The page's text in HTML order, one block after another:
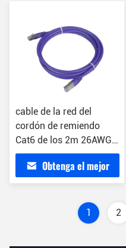
cable de la red del
cordón de remiendo
Cat6 de los 2m 26AWG
Cat6 UTP para la
comunicación
Obtenga el mejor
1 2